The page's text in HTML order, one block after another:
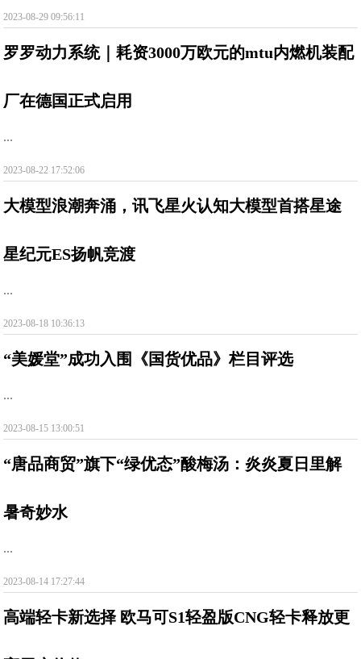
2023-08-29 09:56:11
罗罗动力系统｜耗资3000万欧元的mtu内燃机装配
厂在德国正式启用
...
2023-08-22 17:52:06
大模型浪潮奔涌，讯飞星火认知大模型首搭星途
星纪元ES扬帆竞渡
...
2023-08-18 10:36:13
“美媛堂”成功入围《国货优品》栏目评选
...
2023-08-15 13:00:51
“唐品商贸”旗下“绿优态”酸梅汤：炎炎夏日里解
暑奇妙水
...
2023-08-14 17:27:44
高端轻卡新选择 欧马可S1轻盈版CNG轻卡释放更